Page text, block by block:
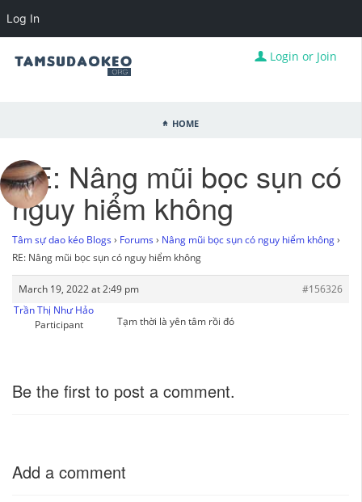
Login or Join
Home
RE: Nâng mũi bọc sụn có
nguy hiểm không
Tâm sự dao kéo Blogs › Forums › Nâng mũi bọc sụn có nguy hiểm không›
RE: Nâng mũi bọc sụn có nguy hiểm không
March 19, 2022 at 2:49 pm
#156326
Trần Thị Như Hảo
Participant
Tạm thời là yên tâm rồi đó
Be the first to post a comment.
Add a comment
Log In